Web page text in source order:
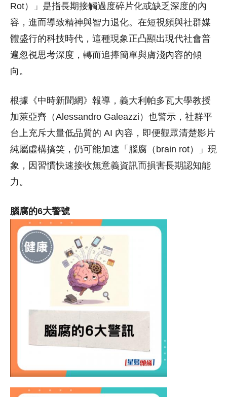
Rot）」是指長期接觸過度碎片化或缺乏深度的內
容，進而導致精神與智力退化。在短視頻與社群媒
體盛行的科技時代，這種現象正凸顯出現代社會普
遍忽視思考深度，轉而追捧簡單與膚淺內容的傾
向。
根據《中時新聞網》報導，義大利帕多瓦大學教授
加萊亞齊（Alessandro Galeazzi）也警示，社群平
台上充斥大量低品質的 AI 內容，即便觀眾清楚影片
純屬虛構搞笑，仍可能加速「腦腐（brain rot）」現
象，因習慣快速接收無意義資訊而損害長期認知能
力。
腦腐的6大警號